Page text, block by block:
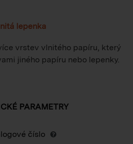
lepenka
vrstev vlnitého papíru, který
jiného papíru nebo lepenky.
PARAMETRY
číslo